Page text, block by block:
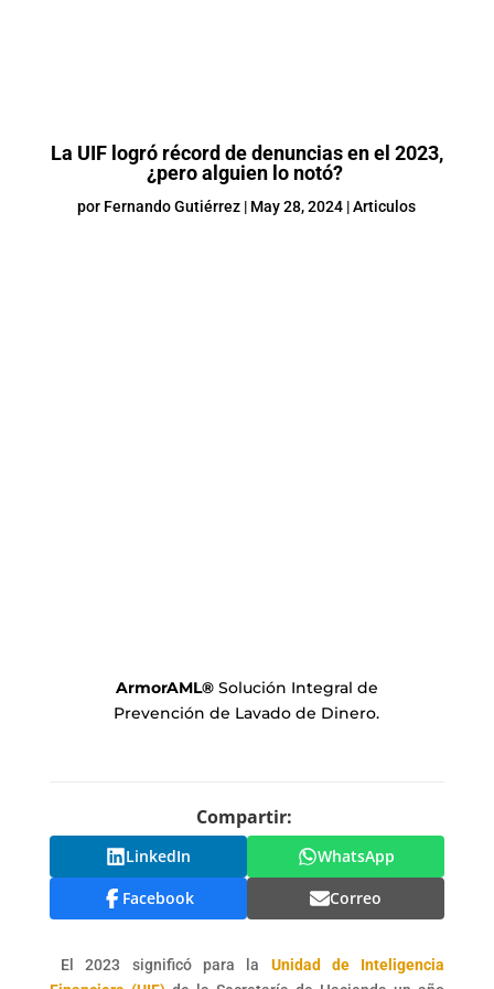
La UIF logró récord de denuncias en el 2023,
¿pero alguien lo notó?
por Fernando Gutiérrez | May 28, 2024 |Articulos
ArmorAML® Solución Integral de
Prevención de Lavado de Dinero.
Compartir:
LinkedIn
WhatsApp
Facebook
Correo
El 2023 significó para la Unidad de Inteligencia